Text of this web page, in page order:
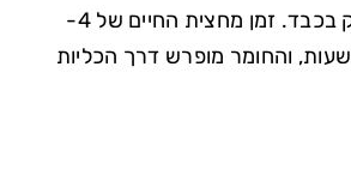
מכן מתחיל להתפרק בכבד. זמן מחצית החיים של 4-
MMC נע בין 6 ל-8 שעות, והחומר מופרש דרך הכליות